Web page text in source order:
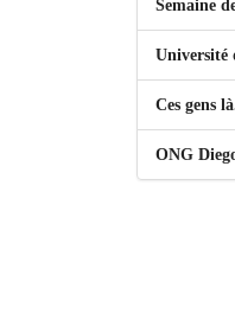
Semaine
Université
Ces gens
ONG